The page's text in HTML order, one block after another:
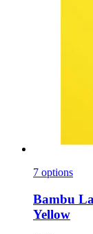
7 options
Bambu
Yellow